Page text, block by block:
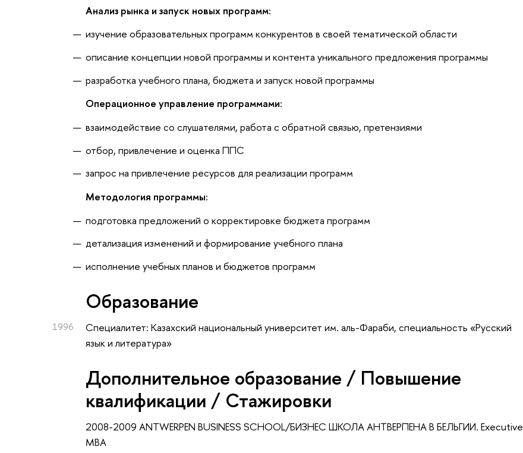
Анализ рынка и запуск новых программ:
изучение образовательных программ конкурентов в своей тематической области
описание концепции новой программы и контента уникального предложения программы
разработка учебного плана, бюджета и запуск новой программы
Операционное управление программами:
взаимодействие со слушателями, работа с обратной связью, претензиями
отбор, привлечение и оценка ППС
запрос на привлечение ресурсов для реализации программ
Методология программы:
подготовка предложений о корректировке бюджета программ
детализация изменений и формирование учебного плана
исполнение учебных планов и бюджетов программ
Oбразование
1996
Специалитет: Казахский национальный университет им. аль-Фараби, специальность «Русский
язык и литература»
Дополнительное образование / Повышение
квалификации / Стажировки
2008-2009 ANTWERPEN BUSINESS SCHOOL/БИЗНЕС ШКОЛА АНТВЕРПЕНА В БЕЛЬГИИ. Executive
MBA